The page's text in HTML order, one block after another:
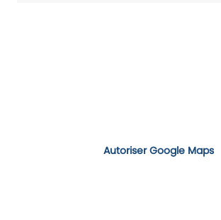
Autoriser Google Maps